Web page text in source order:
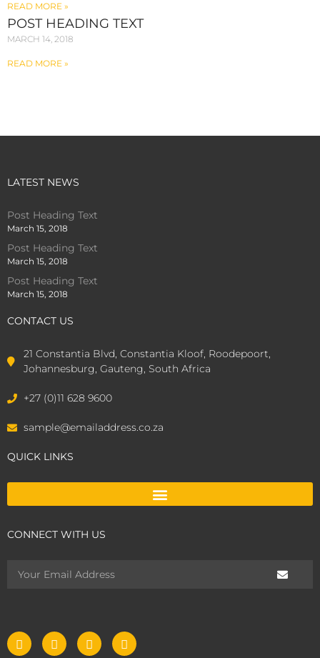
READ MORE »
POST HEADING TEXT
MARCH 14, 2018
READ MORE »
LATEST NEWS
Post Heading Text
March 15, 2018
Post Heading Text
March 15, 2018
Post Heading Text
March 15, 2018
CONTACT US
21 Constantia Blvd, Constantia Kloof, Roodepoort,
Johannesburg, Gauteng, South Africa
+27 (0)11 628 9600
sample@emailaddress.co.za
QUICK LINKS
CONNECT WITH US